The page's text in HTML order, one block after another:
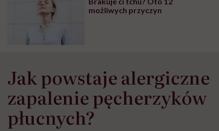
wyobraźni"
możliwych przyczyn
Jak powstaje alergiczne
zapalenie pęcherzyków
płucnych?